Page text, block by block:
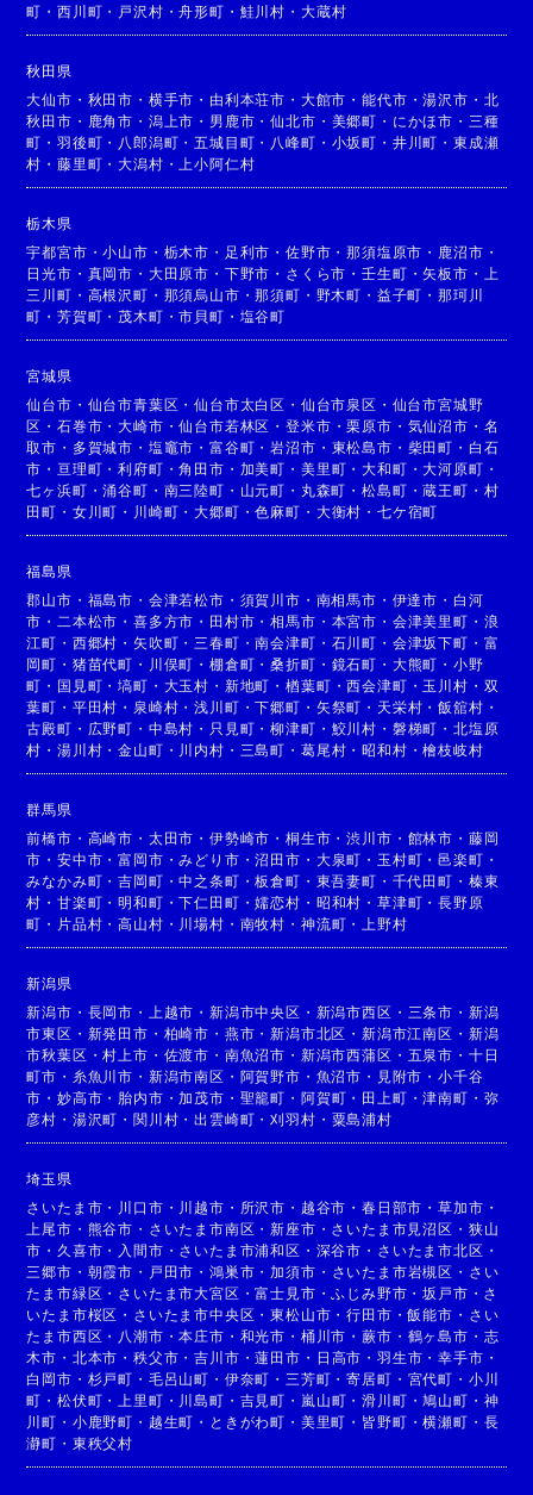
町 ・西川町 ・ 戸沢村 ・舟形町 ・ 鮭川村 ・ 大蔵村
秋田県
大仙市 ・ 秋田市 ・ 横手市 ・ 由利本荘市 ・ 大館市 ・能代市 ・湯沢市 ・ 北
秋田市 ・ 鹿角市 ・ 潟上市 ・ 男鹿市 ・仙北市 ・ 美郷町 ・ にかほ市 ・ 三種
町 ・羽後町 ・ 八郎潟町 ・五城目町 ・ 八峰町 ・ 小坂町 ・ 井川町 ・ 東成瀬
村 ・藤里町 ・大潟村 ・上小阿仁村
栃木県
宇都宮市 ・小山市 ・ 栃木市 ・ 足利市 ・佐野市 ・那須塩原市 ・ 鹿沼市 ・
日光市 ・ 真岡市 ・ 大田原市 ・ 下野市 ・ さくら市 ・壬生町 ・矢板市 ・ 上
三川町 ・ 高根沢町 ・ 那須烏山市 ・那須町 ・ 野木町 ・ 益子町 ・那珂川
町 ・芳賀町 ・ 茂木町 ・市貝町 ・ 塩谷町
宮城県
仙台市 ・ 仙台市青葉区 ・仙台市太白区 ・ 仙台市泉区 ・ 仙台市宮城野
区 ・石巻市 ・大崎市 ・仙台市若林区 ・登米市 ・栗原市 ・ 気仙沼市 ・ 名
取市 ・ 多賀城市 ・ 塩竈市 ・富谷町 ・岩沼市 ・ 東松島市 ・ 柴田町 ・ 白石
市 ・ 亘理町 ・利府町 ・角田市 ・ 加美町 ・ 美里町 ・大和町 ・大河原町 ・
七ヶ浜町 ・涌谷町 ・ 南三陸町 ・ 山元町 ・ 丸森町 ・松島町 ・蔵王町 ・ 村
田町 ・ 女川町 ・ 川崎町 ・大郷町 ・色麻町 ・ 大衡村 ・ 七ケ宿町
福島県
郡山市 ・ 福島市 ・ 会津若松市 ・ 須賀川市 ・ 南相馬市 ・ 伊達市 ・ 白河
市 ・二本松市 ・喜多方市 ・ 田村市 ・相馬市 ・ 本宮市 ・ 会津美里町 ・ 浪
江町 ・ 西郷村 ・矢吹町 ・三春町 ・南会津町 ・ 石川町 ・ 会津坂下町 ・ 富
岡町 ・ 猪苗代町 ・ 川俣町 ・棚倉町 ・桑折町 ・ 鏡石町 ・ 大熊町 ・ 小野
町 ・ 国見町 ・塙町 ・ 大玉村 ・ 新地町 ・楢葉町 ・西会津町 ・ 玉川村 ・ 双
葉町 ・ 平田村 ・ 泉崎村 ・浅川町 ・下郷町 ・ 矢祭町 ・ 天栄村 ・飯舘村 ・
古殿町 ・ 広野町 ・ 中島村 ・ 只見町 ・柳津町 ・ 鮫川村 ・ 磐梯町 ・ 北塩原
村 ・湯川村 ・金山町 ・ 川内村 ・ 三島町 ・ 葛尾村 ・ 昭和村 ・檜枝岐村
群馬県
前橋市 ・ 高崎市 ・ 太田市 ・伊勢崎市 ・桐生市 ・渋川市 ・ 館林市 ・ 藤岡
市 ・安中市 ・富岡市 ・みどり市 ・沼田市 ・ 大泉町 ・ 玉村町 ・邑楽町 ・
みなかみ町 ・吉岡町 ・中之条町 ・板倉町 ・ 東吾妻町 ・ 千代田町 ・ 榛東
村 ・甘楽町 ・明和町 ・下仁田町 ・嬬恋村 ・ 昭和村 ・ 草津町 ・長野原
町 ・ 片品村 ・高山村 ・ 川場村 ・ 南牧村 ・ 神流町 ・上野村
新潟県
新潟市 ・ 長岡市 ・ 上越市 ・新潟市中央区 ・ 新潟市西区 ・ 三条市 ・ 新潟
市東区 ・ 新発田市 ・ 柏崎市 ・ 燕市 ・新潟市北区 ・新潟市江南区 ・ 新潟
市秋葉区 ・村上市 ・ 佐渡市 ・ 南魚沼市 ・ 新潟市西蒲区 ・ 五泉市 ・ 十日
町市 ・ 糸魚川市 ・ 新潟市南区 ・ 阿賀野市 ・ 魚沼市 ・ 見附市 ・小千谷
市 ・妙高市 ・ 胎内市 ・加茂市 ・ 聖籠町 ・ 阿賀町 ・ 田上町 ・津南町 ・ 弥
彦村 ・ 湯沢町 ・ 関川村 ・出雲崎町 ・刈羽村 ・ 粟島浦村
埼玉県
さいたま市 ・ 川口市 ・ 川越市 ・ 所沢市 ・ 越谷市 ・春日部市 ・草加市 ・
上尾市 ・ 熊谷市 ・ さいたま市南区 ・新座市 ・ さいたま市見沼区 ・ 狭山
市 ・ 久喜市 ・ 入間市 ・ さいたま市浦和区 ・ 深谷市 ・ さいたま市北区 ・
三郷市 ・ 朝霞市 ・ 戸田市 ・鴻巣市 ・加須市 ・ さいたま市岩槻区 ・ さい
たま市緑区 ・ さいたま市大宮区 ・富士見市 ・ふじみ野市 ・坂戸市 ・ さ
いたま市桜区 ・ さいたま市中央区 ・東松山市 ・行田市 ・飯能市 ・ さい
たま市西区 ・ 八潮市 ・本庄市 ・ 和光市 ・ 桶川市 ・蕨市 ・ 鶴ヶ島市 ・ 志
木市 ・ 北本市 ・秩父市 ・吉川市 ・蓮田市 ・ 日高市 ・ 羽生市 ・幸手市 ・
白岡市 ・ 杉戸町 ・ 毛呂山町 ・ 伊奈町 ・三芳町 ・寄居町 ・ 宮代町 ・ 小川
町 ・松伏町 ・上里町 ・ 川島町 ・ 吉見町 ・ 嵐山町 ・滑川町 ・鳩山町 ・ 神
川町 ・ 小鹿野町 ・ 越生町 ・ ときがわ町 ・ 美里町 ・ 皆野町 ・横瀬町 ・ 長
瀞町 ・ 東秩父村